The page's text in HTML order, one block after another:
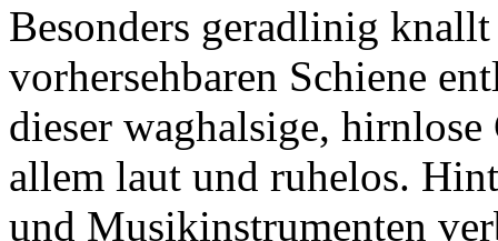
Besonders geradlinig
vorhersehbaren Schiene
dieser waghalsige,
allem laut und ruhelos.
und Musikinstrumenten